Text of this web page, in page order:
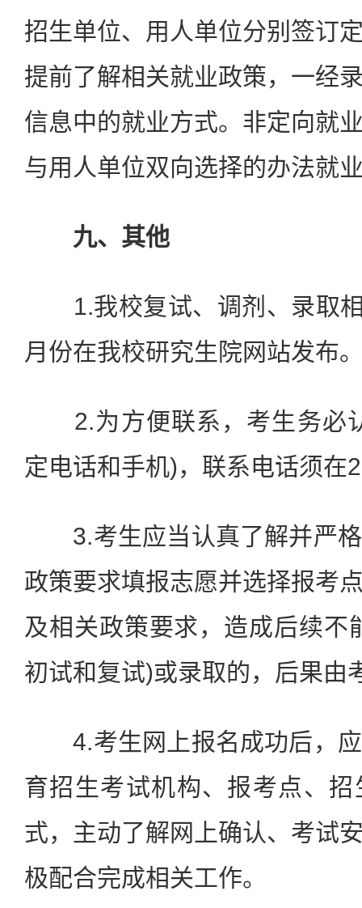
招生单位、用人单位分别签订
提前了解相关就业政策，一经
信息中的就业方式。非定向就
与用人单位双向选择的办法就
九、其他
1.我校复试、调剂、录取相
月份在我校研究生院网站发布
2.为方便联系，考生务必
定电话和手机)，联系电话须在
3.考生应当认真了解并严格
政策要求填报志愿并选择报考
及相关政策要求，造成后续不
初试和复试)或录取的，后果由
4.考生网上报名成功后，应
育招生考试机构、报考点、
式，主动了解网上确认、考试
极配合完成相关工作。